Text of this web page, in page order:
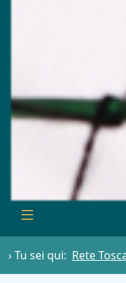
› Tu sei qui: Rete